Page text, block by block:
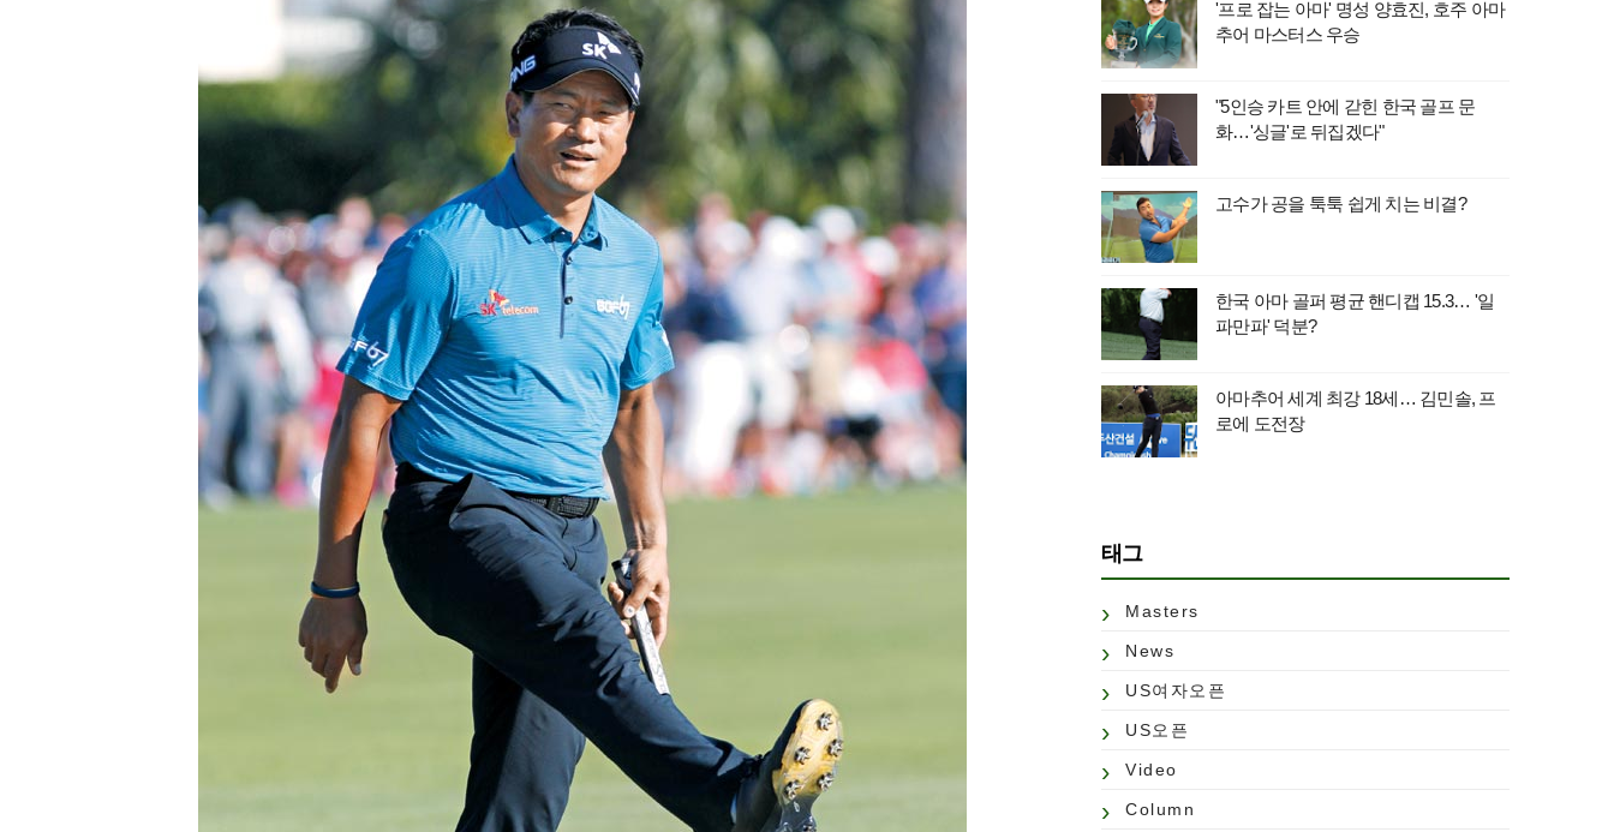
'프로 잡는 아마' 명성 양효진, 호주 아마
추어 마스터스 우승
"5인승 카트 안에 갇힌 한국 골프 문
화…'싱글'로 뒤집겠다"
고수가 공을 툭툭 쉽게 치는 비결?
한국 아마 골퍼 평균 핸디캡 15.3… '일
파만파' 덕분?
아마추어 세계 최강 18세… 김민솔, 프
로에 도전장
태그
Masters
News
US여자오픈
US오픈
Video
Column